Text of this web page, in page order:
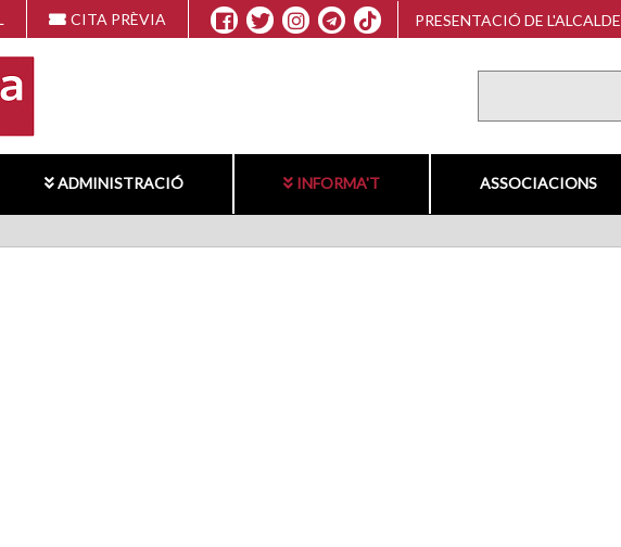
CITA PRÈVIA PRESENTACIÓ DE L'ALCALDE
ADMINISTRACIÓ INFORMA'T ASSOCIACIONS